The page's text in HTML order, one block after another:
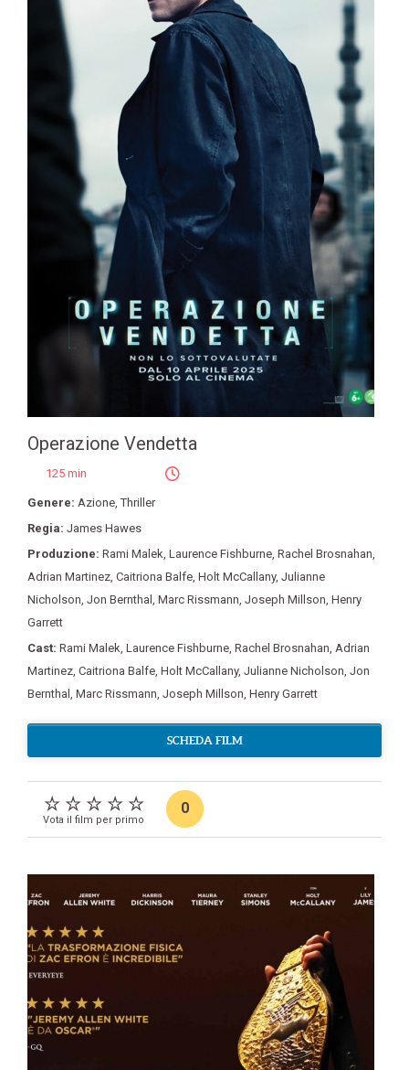
Operazione Vendetta
125 min
Genere: Azione ,Thriller
Regia: James Hawes
Produzione: Rami Malek Laurence Fishburne Rachel Brosnahan
Adrian Martinez Caitriona Balfe Holt McCallany, Julianne
Nicholson Jon Bernthal Marc Rissmann Joseph Millson Henry
Garrett
Cast: Rami Malek Laurence Fishburne Rachel Brosnahan Adrian
Martinez Caitriona Balfe Holt McCallany, Julianne Nicholson Jon
Bernthal Marc Rissmann Joseph Millson Henry Garrett
SCHEDA FILM
Vota il film per primo
0